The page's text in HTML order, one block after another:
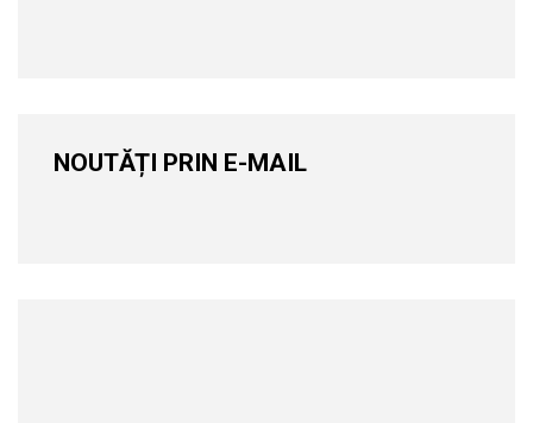
NOUTĂȚI PRIN E-MAIL